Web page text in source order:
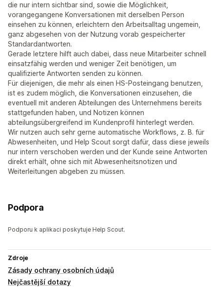
die nur intern sichtbar sind, sowie die Möglichkeit,
vorangegangene Konversationen mit derselben Person
einsehen zu können, erleichtern den Arbeitsalltag ungemein,
ganz abgesehen von der Nutzung vorab gespeicherter
Standardantworten.
Gerade letztere hilft auch dabei, dass neue Mitarbeiter schnell
einsatzfähig werden und weniger Zeit benötigen, um
qualifizierte Antworten senden zu können.
Für diejenigen, die mehr als einen HS-Posteingang benutzen,
ist es zudem möglich, die Konversationen einzusehen, die
eventuell mit anderen Abteilungen des Unternehmens bereits
stattgefunden haben, und Notizen können
abteilungsübergreifend im Kundenprofil hinterlegt werden.
Wir nutzen auch sehr gerne automatische Workflows, z. B. für
Abwesenheiten, und Help Scout sorgt dafür, dass diese jeweils
nur intern verschoben werden und der Kunde seine Antworten
direkt erhält, ohne sich mit Abwesenheitsnotizen und
Weiterleitungen abgeben zu müssen.
Podpora
Podporu k aplikaci poskytuje Help Scout.
Zdroje
Zásady ochrany osobních údajů
Nejčastější dotazy